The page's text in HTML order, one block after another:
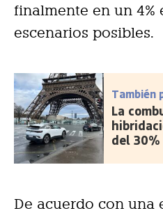
finalmente en un 4%
escenarios posibles.
También
La
del 30%
De acuerdo con una